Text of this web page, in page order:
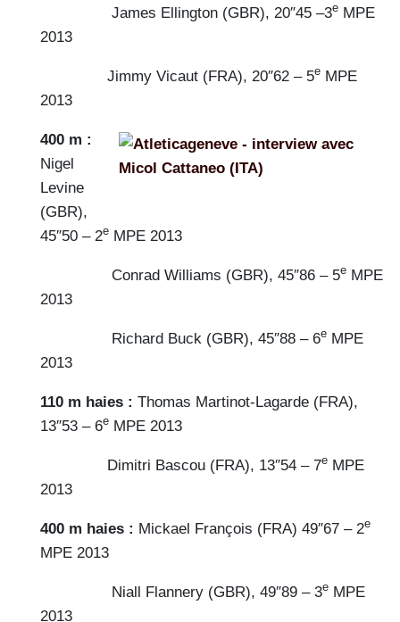
James Ellington (GBR), 20″45 –3e MPE
2013
Jimmy Vicaut (FRA), 20″62 – 5e MPE
2013
400 m :
Nigel
Levine
(GBR),
45″50 – 2e MPE 2013
Conrad Williams (GBR), 45″86 – 5e MPE
2013
Richard Buck (GBR), 45″88 – 6e MPE
2013
110 m haies : Thomas Martinot-Lagarde (FRA),
13″53 – 6e MPE 2013
Dimitri Bascou (FRA), 13″54 – 7e MPE
2013
400 m haies : Mickael François (FRA) 49″67 – 2e
MPE 2013
Niall Flannery (GBR), 49″89 – 3e MPE
2013